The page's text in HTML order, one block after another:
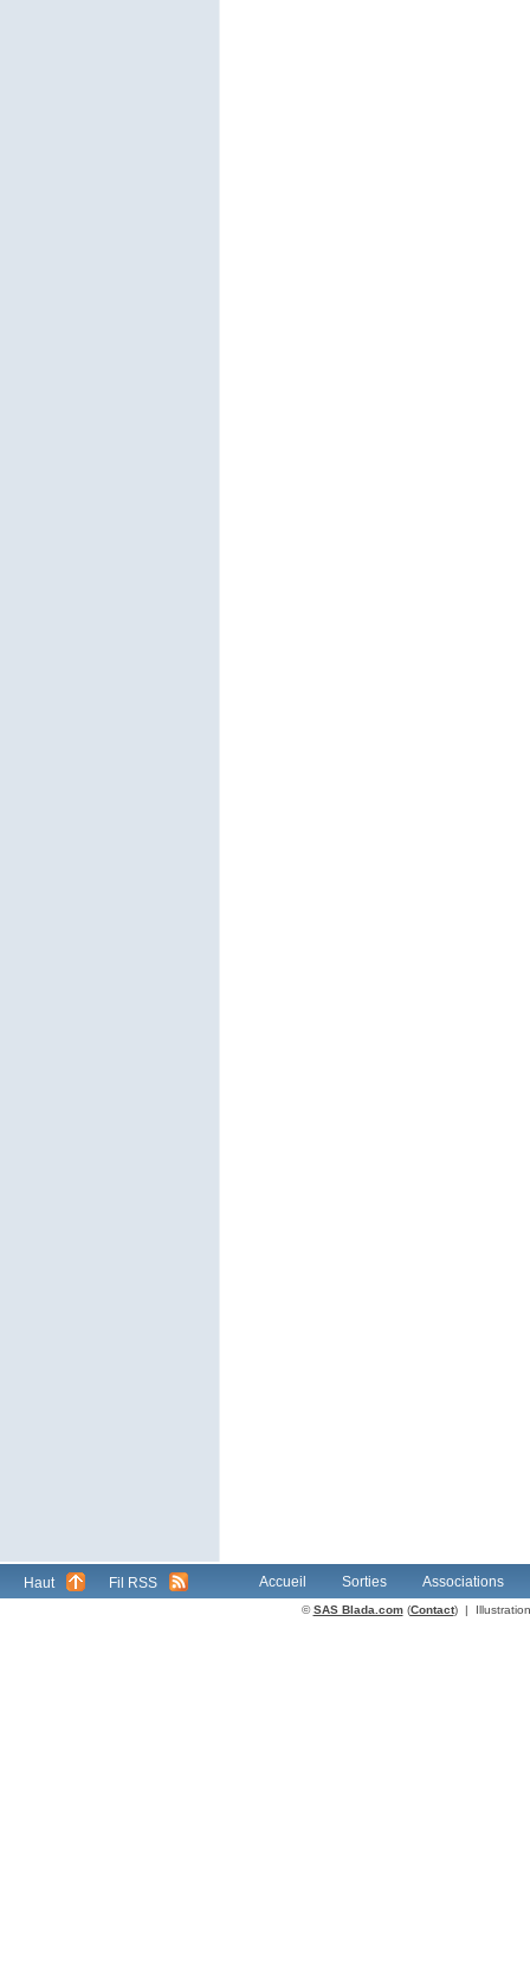
Haut Fil RSS Accueil Sorties Associations
©SAS Blada.com(Contact) |